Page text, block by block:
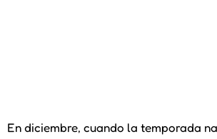
En diciembre, cuando la temporada